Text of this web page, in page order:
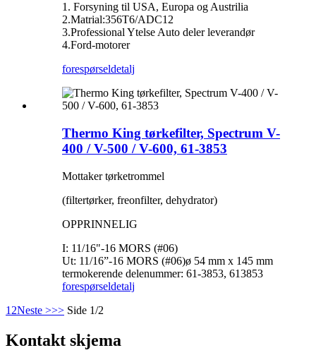
1. Forsyning til USA, Europa og Austrilia
2.Matrial:356T6/ADC12
3.Professional Ytelse Auto deler leverandør
4.Ford-motorer
forespørseldetalj
Thermo King tørkefilter, Spectrum V-
400 / V-500 / V-600, 61-3853
Mottaker tørketrommel
(filtertørker, freonfilter, dehydrator)
OPPRINNELIG
I: 11/16"-16 MORS (#06)
Ut: 11/16”-16 MORS (#06)ø 54 mm x 145 mm
termokerende delenummer: 61-3853, 613853
forespørseldetalj
1 2Neste >>> Side 1/2
Kontakt skjema